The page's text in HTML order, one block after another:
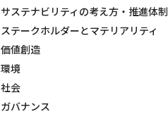
サステナビリティの考え方・推進体制
ステークホルダーとマテリアリティ
価値創造
環境
社会
ガバナンス